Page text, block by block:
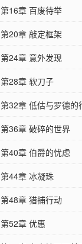
第16章 百废待举
第20章 敲定框架
第24章 意外发现
第28章 软刀子
第32章 低估与罗德的
第36章 破碎的世界
第40章 伯爵的忧虑
第44章 冰凝珠
第48章 猎捕行动
第52章 优惠